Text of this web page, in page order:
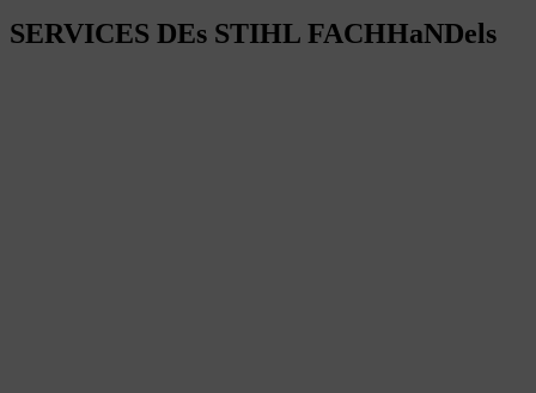
SERVICES DEs STIHL FACHHaNDels